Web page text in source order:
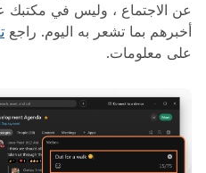
عن الاجتماع ، وليس في مكتبك
أخبرهم بما تشعر به اليوم. راجع
على معلومات.